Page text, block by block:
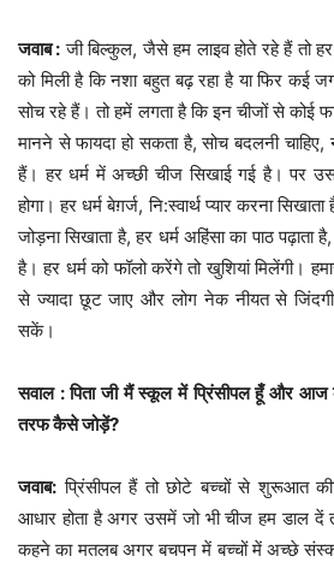
जवाब : जी बिल्कुल, जैसे हम लाइव होते रहे हैं तो
को मिली है कि नशा बहुत बढ़ रहा है या फिर कई
सोच रहे हैं। तो हमें लगता है कि इन चीजों से कोई
मानने से फायदा हो सकता है, सोच बदलनी चाहिए,
हैं। हर धर्म में अच्छी चीज सिखाई गई है। पर
होगा। हर धर्म बेग़र्ज, नि:स्वार्थ प्यार करना
जोड़ना सिखाता है, हर धर्म अहिंसा का पाठ पढ़ाता
है। हर धर्म को फॉलो करेंगे तो खुशियां मिलेंगी।
से ज्यादा छूट जाए और लोग नेक नीयत से
सकें।
सवाल : पिता जी मैं स्कूल में प्रिंसीपल हूँ और
तरफ कैसे जोड़ें?
जवाब: प्रिंसीपल हैं तो छोटे बच्चों से शुरूआत
आधार होता है अगर उसमें जो भी चीज हम डाल दें
कहने का मतलब अगर बचपन में बच्चों में अच्छे